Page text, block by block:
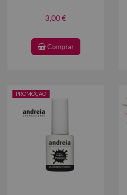
3,00 €
Comprar
PROMOÇÃO